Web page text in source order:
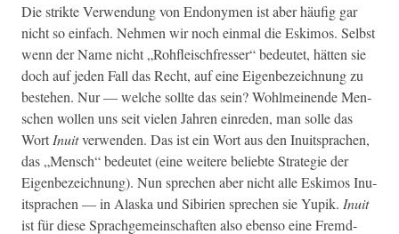
Die strik­te Ver­wen­dung von Endony­men ist aber häu­fig gar
nicht so ein­fach. Nehmen wir noch ein­mal die Eski­mos. Selb­st
wenn der Name nicht „Rohfleis­chfress­er“ bedeutet, hät­ten sie
doch auf jeden Fall das Recht, auf eine Eigen­beze­ich­nung zu
beste­hen. Nur — welche sollte das sein? Wohlmeinende Men­
schen wollen uns seit vie­len Jahren einre­den, man solle das
WortInu­itver­wen­den. Das ist ein Wort aus den Inu­it­sprachen,
das „Men­sch“ bedeutet (eine weit­ere beliebte Strate­gie der
Eigen­beze­ich­nung). Nun sprechen aber nicht alle Eski­mos Inu­
it­sprachen — in Alas­ka und Sibirien sprechen sie Yupik. Inu­it
ist für diese Sprachge­mein­schaften also eben­so eine Fremd­